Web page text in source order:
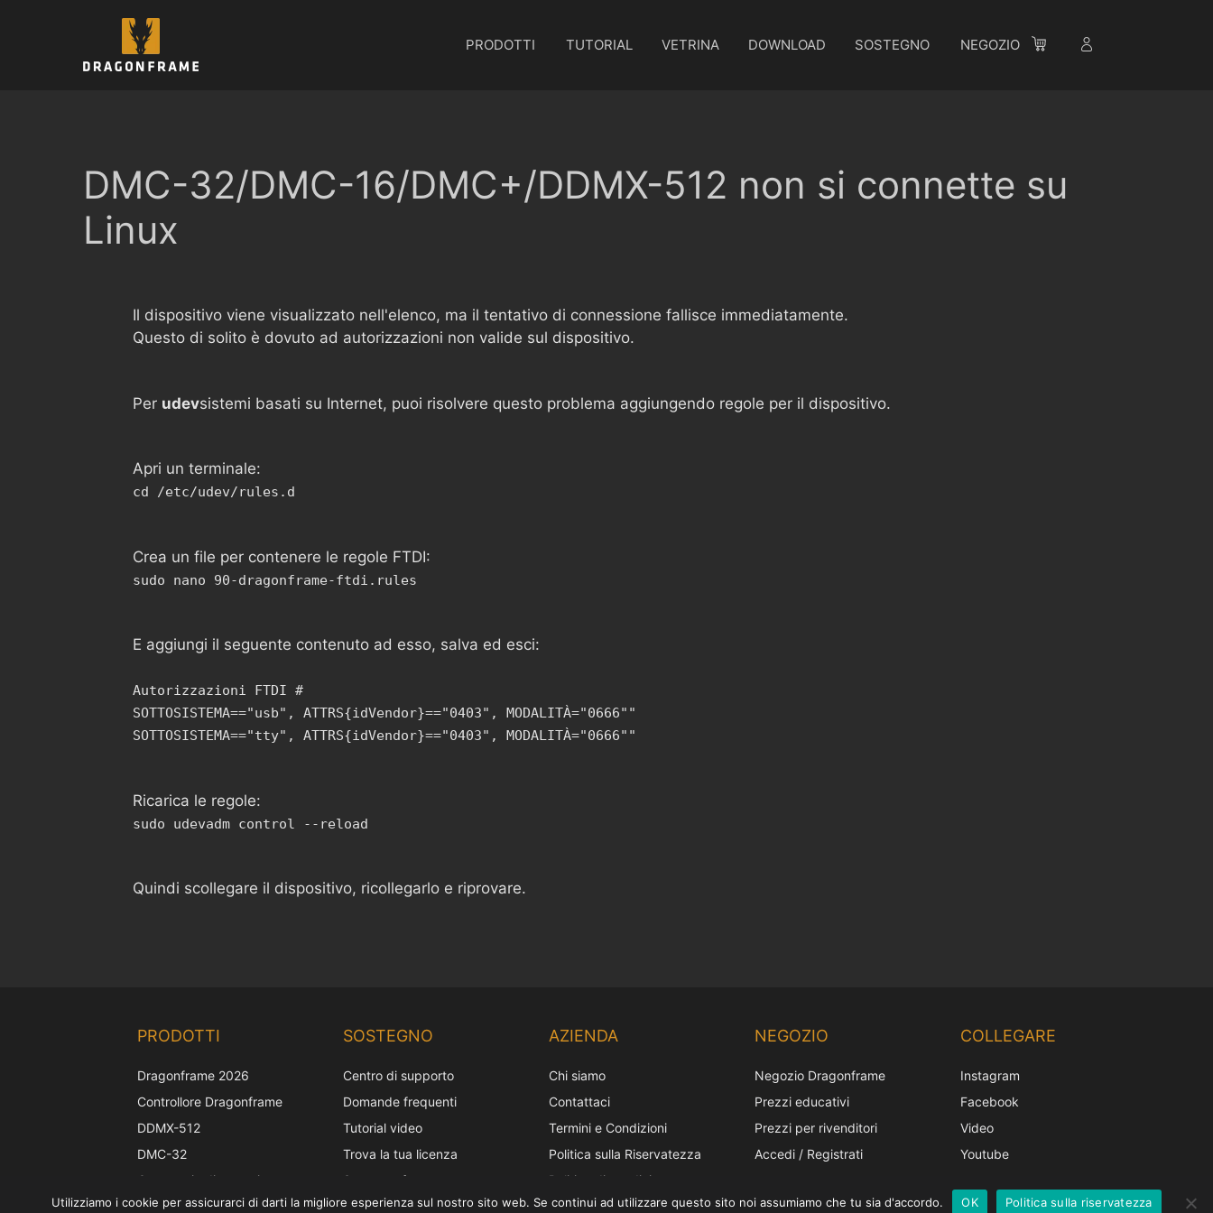
PRODOTTI TUTORIAL VETRINA DOWNLOAD SOSTEGNO NEGOZIO
DMC-32/DMC-16/DMC+/DDMX-512 non si connette su
Linux
Il dispositivo viene visualizzato nell'elenco, ma il tentativo di connessione fallisce immediatamente.
Questo di solito è dovuto ad autorizzazioni non valide sul dispositivo.
Per udevsistemi basati su Internet, puoi risolvere questo problema aggiungendo regole per il dispositivo.
Apri un terminale:
cd /etc/udev/rules.d
Crea un file per contenere le regole FTDI:
sudo nano 90-dragonframe-ftdi.rules
E aggiungi il seguente contenuto ad esso, salva ed esci:
Autorizzazioni FTDI #
SOTTOSISTEMA=="usb", ATTRS{idVendor}=="0403", MODALITÀ="0666""
SOTTOSISTEMA=="tty", ATTRS{idVendor}=="0403", MODALITÀ="0666""
Ricarica le regole:
sudo udevadm control --reload
Quindi scollegare il dispositivo, ricollegarlo e riprovare.
PRODOTTI
Dragonframe 2026
Controllore Dragonframe
DDMX-512
DMC-32
Cappuccio di correzione
EOS LV
SOSTEGNO
Centro di supporto
Domande frequenti
Tutorial video
Trova la tua licenza
Supporto fotocamera
AZIENDA
Chi siamo
Contattaci
Termini e Condizioni
Politica sulla Riservatezza
Politica di spedizione
NEGOZIO
Negozio Dragonframe
Prezzi educativi
Prezzi per rivenditori
Accedi / Registrati
COLLEGARE
Instagram
Facebook
Video
Youtube
Utilizziamo i cookie per assicurarci di darti la migliore esperienza sul nostro sito web. Se continui ad utilizzare questo sito noi assumiamo che tu sia d'accordo. OK Politica sulla riservatezza
Italian
Korean